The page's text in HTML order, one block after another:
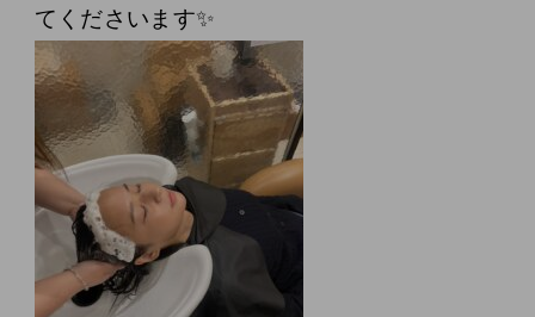
てくださいます✨